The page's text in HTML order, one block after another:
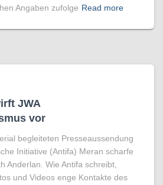
Angaben zufolge Read more
JWA
vor
begleiteten Presseaussendung
Initiative (Antifa) Meran scharfe
Anderlan. Wie Antifa schreibt,
und Videos enge Kontakte des